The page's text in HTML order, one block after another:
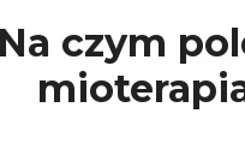
Na czym